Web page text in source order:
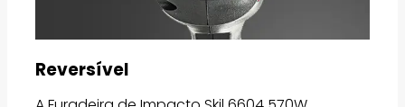
Reversível